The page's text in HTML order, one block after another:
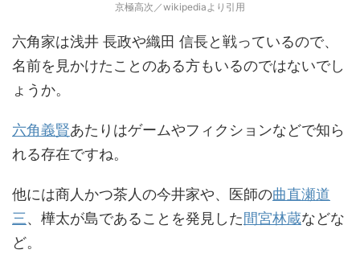
京極高次／wikipediaより引用
六角家は浅井 長政や織田 信長と戦っているので、
名前を見かけたことのある方もいるのではないでし
ょうか。
六角義賢あたりはゲームやフィクションなどで知ら
れる存在ですね。
他には商人かつ茶人の今井家や、医師の曲直瀬道
三、樺太が島であることを発見した間宮林蔵などな
ど。